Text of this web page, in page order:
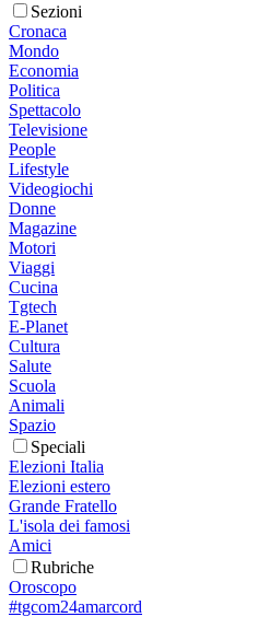
Sezioni
Cronaca
Mondo
Economia
Politica
Spettacolo
Televisione
People
Lifestyle
Videogiochi
Donne
Magazine
Motori
Viaggi
Cucina
Tgtech
E-Planet
Cultura
Salute
Scuola
Animali
Spazio
Speciali
Elezioni Italia
Elezioni estero
Grande Fratello
L'isola dei famosi
Amici
Rubriche
Oroscopo
#tgcom24amarcord